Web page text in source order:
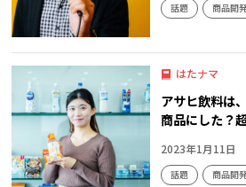
話題 商品開
はたナマ
アサヒ飲料は
商品にした？
2023年1月11日
話題 商品開